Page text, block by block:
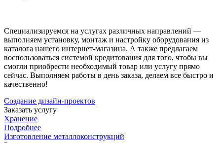
Специализируемся на услугах различных направлений —
выполняем установку, монтаж и настройку оборудования из
каталога нашего интернет-магазина. А также предлагаем
воспользоваться системой кредитования для того, чтобы вы
смогли приобрести необходимый товар или услугу прямо
сейчас. Выполняем работы в день заказа, делаем все быстро и
качественно!
Создание дизайн-проектов
Заказать услугу
Хранение
Подробнее
Изготовление металлоконструкций